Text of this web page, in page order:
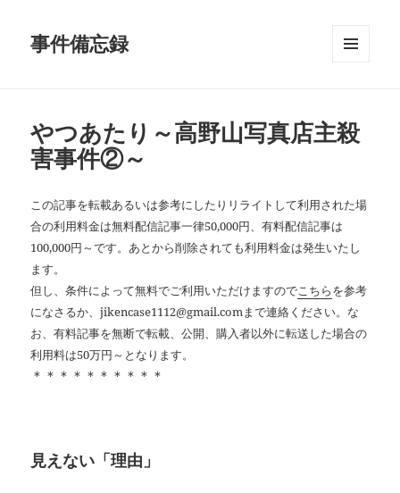
事件備忘録
ット
やつあたり～高野山写真店主殺
害事件②～
この記事を転載あるいは参考にしたりリライトして利用された場
合の利用料金は無料配信記事一律50,000円、有料配信記事は
100,000円～です。あとから削除されても利用料金は発生いたし
ます。
但し、条件によって無料でご利用いただけますのでこちらを参考
になさるか、jikencase1112@gmail.comまで連絡ください。な
お、有料記事を無断で転載、公開、購入者以外に転送した場合の
利用料は50万円～となります。
＊＊＊＊＊＊＊＊＊＊
見えない「理由」